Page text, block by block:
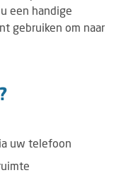
een handige
gebruiken om naar
uw telefoon